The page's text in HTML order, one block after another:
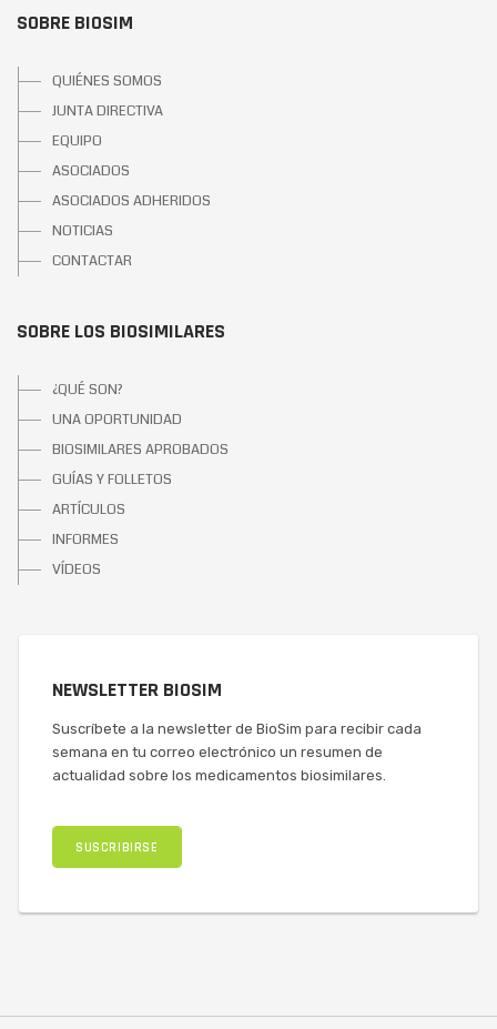
SOBRE BIOSIM
QUIÉNES SOMOS
JUNTA DIRECTIVA
EQUIPO
ASOCIADOS
ASOCIADOS ADHERIDOS
NOTICIAS
CONTACTAR
SOBRE LOS BIOSIMILARES
¿QUÉ SON?
UNA OPORTUNIDAD
BIOSIMILARES APROBADOS
GUÍAS Y FOLLETOS
ARTÍCULOS
INFORMES
VÍDEOS
NEWSLETTER BIOSIM
Suscríbete a la newsletter de BioSim para recibir cada
semana en tu correo electrónico un resumen de
actualidad sobre los medicamentos biosimilares.
SUSCRIBIRSE